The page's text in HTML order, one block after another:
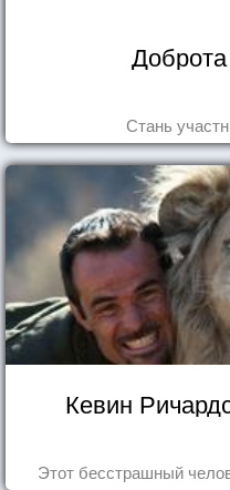
Стань
Кевин
Этот бесстрашный